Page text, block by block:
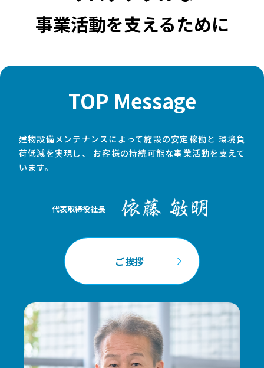
事業活動を支えるために
TOP Message
建物設備メンテナンスによって施設の安定稼働と 環境負
荷低減を実現し、
お客様の持続可能な事業活動を支えて
います。
代表取締役社長
ご挨拶